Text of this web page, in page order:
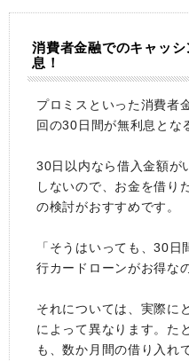
消費者金融でのキャッ
息！
プロミスといった消費者
回の30日間が無利息とな
30日以内なら借入金額が
しないので、お金を借り
の検討がおすすめです。
「そうはいっても、30
行カードローンがお得な
それについては、実際に
によって異なります。た
も、数か月間の借り入れ